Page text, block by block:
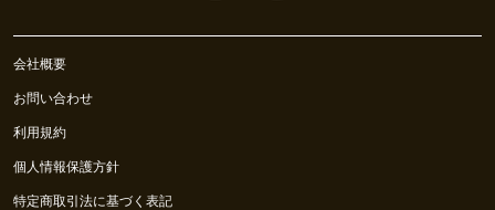
会社概要
お問い合わせ
利用規約
個人情報保護方針
特定商取引法に基づく表記